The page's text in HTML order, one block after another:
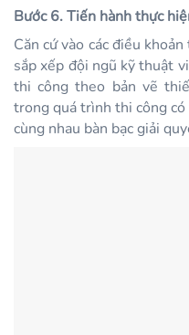
Bước 6. Tiến hành thực
Căn cứ vào các điều
sắp xếp đội ngũ kỹ thuật
thi công theo bản vẽ
trong quá trình thi công
cùng nhau bàn bạc giải